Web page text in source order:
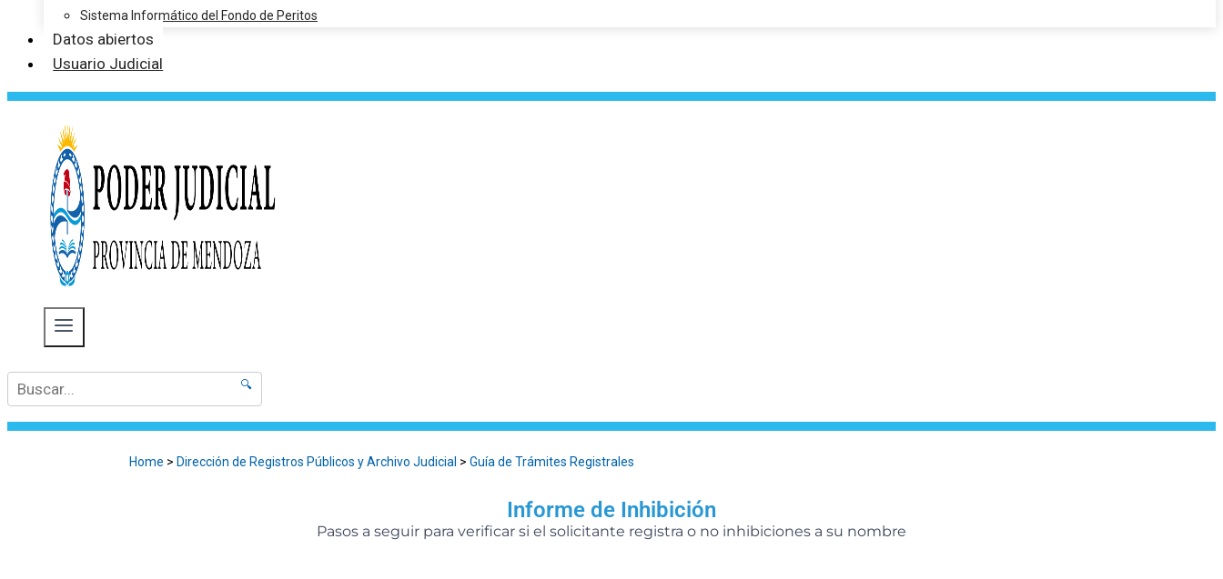
Sistema Informático del Fondo de Peritos
Datos abiertos
Usuario Judicial
🔍
Home > Dirección de Registros Públicos y Archivo Judicial > Guía de Trámites Registrales
Informe de Inhibición
Pasos a seguir para verificar si el solicitante registra o no inhibiciones a su nombre